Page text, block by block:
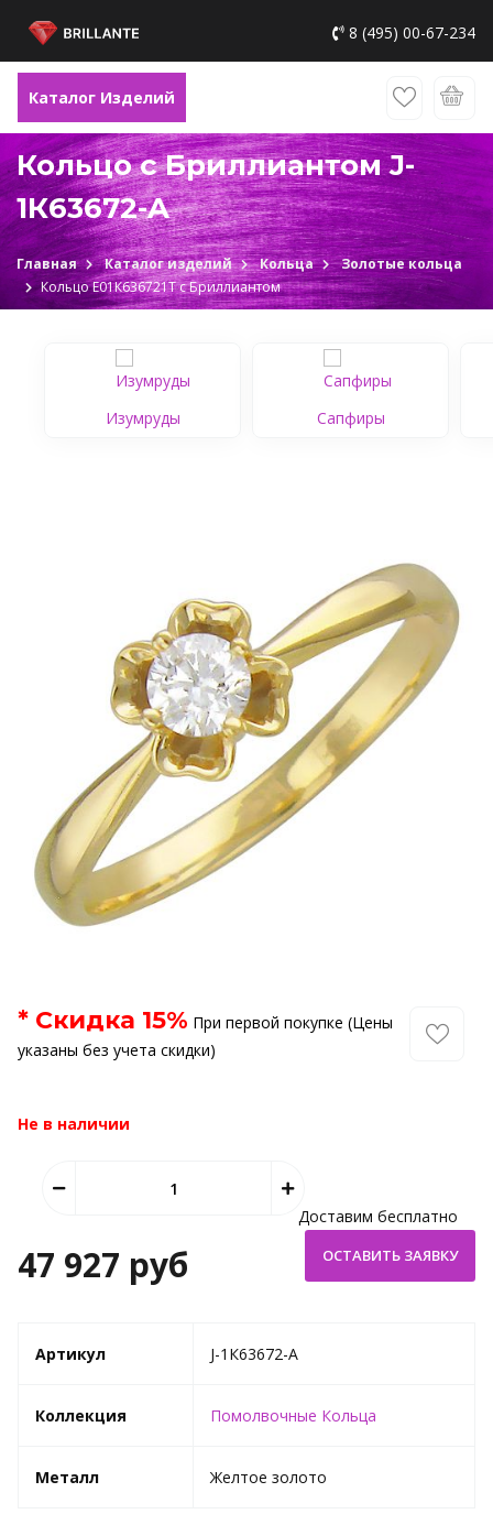
8 (495) 00-67-234
Каталог Изделий
Кольцо с Бриллиантом J-
1К63672-A
Главная Каталог изделий Кольца
Золотые кольца
Кольцо Е01К636721Т c Бриллиантом
Изумруды Сапфиры
* Скидка 15% При первой покупке (Цены
указаны без учета скидки)
Не в наличии
47 927 руб
Доставим бесплатно
Артикул J-1К63672-A
Коллекция Помолвочные Кольца
Металл Желтое золото